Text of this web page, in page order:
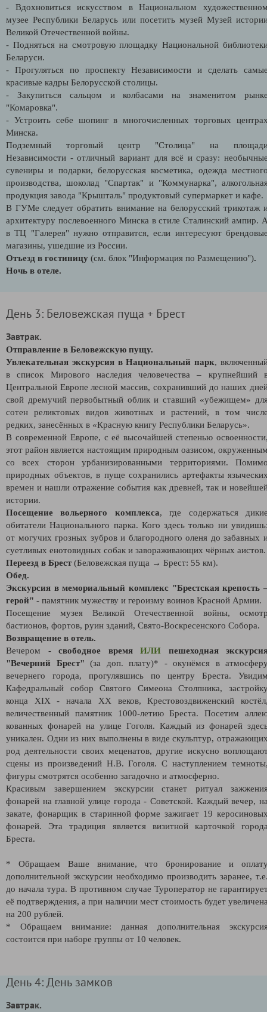
- Вдохновиться искусством в Национальном
музее Республики Беларусь или посетить музей Музей
Великой Отечественной войны.
- Подняться на смотровую площадку Национальной
Беларуси.
- Прогуляться по проспекту Независимости и сделать
красивые кадры Белорусской столицы.
- Закупиться сальцом и колбасами на знаменитом
"Комаровка".
- Устроить себе шопинг в многочисленных торговых
Минска.
Подземный торговый центр "Столица" на
Независимости - отличный вариант для всё и сразу:
сувениры и подарки, белорусская косметика, одежда
производства, шоколад "Спартак" и "Коммунарка",
продукция завода "Крышталь" продуктовый супермаркет и
В ГУМе следует обратить внимание на белорусский трикотаж
архитектуру послевоенного Минска в стиле Сталинский ампир.
в ТЦ "Галерея" нужно отправится, если интересуют
магазины, ушедшие из России.
Отъезд в гостиницу (см. блок "Информация по Размещению").
Ночь в отеле.
День 3: Беловежская пуща + Брест
Завтрак.
Отправление в Беловежскую пущу.
Увлекательная экскурсия в Национальный парк,
в список Мирового наследия человечества – крупнейший
Центральной Европе лесной массив, сохранивший до наших
свой дремучий первобытный облик и ставший «убежищем»
сотен реликтовых видов животных и растений, в том
редких, занесённых в «Красную книгу Республики Беларусь».
В современной Европе, с её высочайшей степенью
этот район является настоящим природным оазисом,
со всех сторон урбанизированными территориями.
природных объектов, в пуще сохранились артефакты
времен и нашли отражение события как древней, так и
истории.
Посещение вольерного комплекса, где содержаться
обитатели Национального парка. Кого здесь только ни
от могучих грозных зубров и благородного оленя до забавных
суетливых енотовидных собак и завораживающих чёрных аистов.
Переезд в Брест(Беловежская пуща → Брест: 55 км).
Обед.
Экскурсия в мемориальный комплекс "Брестская крепость
герой" - памятник мужеству и героизму воинов Красной Армии.
Посещение музея Великой Отечественной войны,
бастионов, фортов, руин зданий, Свято-Воскресенского Собора.
Возвращение в отель.
Вечером - свободное время ИЛИ пешеходная
"Вечерний Брест" (за доп. плату)* - окунёмся в
вечернего города, прогулявшись по центру Бреста.
Кафедральный собор Святого Симеона Столпника,
конца XIX - начала XX веков, Крестовоздвиженский
величественный памятник 1000-летию Бреста. Посетим
кованных фонарей на улице Гоголя. Каждый из фонарей
уникален. Одни из них выполнены в виде скульптур,
род деятельности своих меценатов, другие искусно
сцены из произведений Н.В. Гоголя. С наступлением
фигуры смотрятся особенно загадочно и атмосферно.
Красивым завершением экскурсии станет ритуал
фонарей на главной улице города - Советской. Каждый вечер,
закате, фонарщик в старинной форме зажигает 19
фонарей. Эта традиция является визитной карточкой
Бреста.
* Обращаем Ваше внимание, что бронирование и
дополнительной экскурсии необходимо производить заранее,
до начала тура. В противном случае Туроператор не
её подтверждения, а при наличии мест стоимость будет
на 200 рублей.
* Обращаем внимание: данная дополнительная
состоится при наборе группы от 10 человек.
День 4: День замков
Завтрак.